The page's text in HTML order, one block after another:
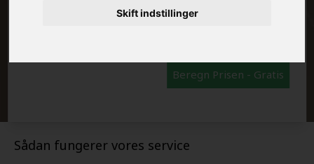
Skift indstillinger
Sådan fungerer vores service
FRAFLYTNINGSPAKKE:
Beregn Prisen - Gratis